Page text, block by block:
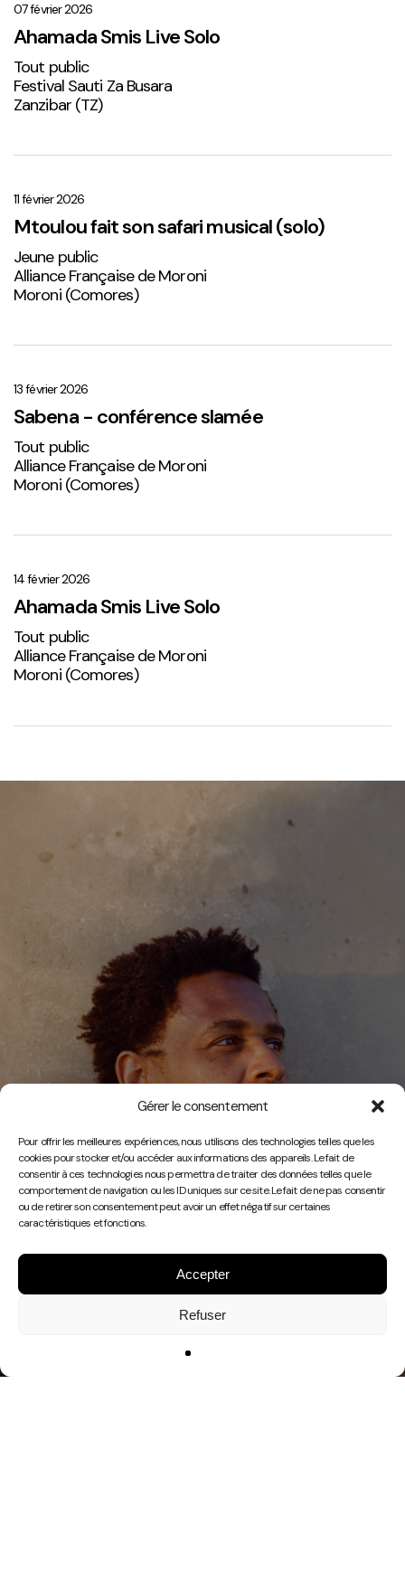
Gérer le consentement
Pour offrir les meilleures expériences, nous utilisons des technologies telles que les
cookies pour stocker et/ou accéder aux informations des appareils. Le fait de
consentir à ces technologies nous permettra de traiter des données telles que le
comportement de navigation ou les ID uniques sur ce site. Le fait de ne pas consentir
ou de retirer son consentement peut avoir un effet négatif sur certaines
caractéristiques et fonctions.
Accepter
Refuser
Live
Solo
1
07 février 2026
Ahamada Smis Live Solo
Tout public
Festival Sauti Za Busara
Zanzibar (TZ)
son
safari
musical
(solo)
11 février 2026
Mtoulou fait son safari musical (solo)
Jeune public
Alliance Française de Moroni
Moroni (Comores)
conférence
slamée
13 février 2026
Sabena - conférence slamée
Tout public
Alliance Française de Moroni
Moroni (Comores)
Live
Solo
2
14 février 2026
Ahamada Smis Live Solo
Tout public
Alliance Française de Moroni
Moroni (Comores)
Play
Video